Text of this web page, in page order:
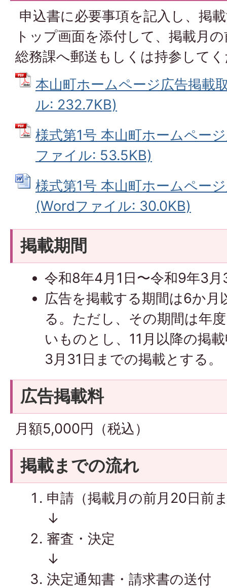
申込書に必要事項を記入し、掲
トップ画面を添付して、掲載月
総務課へ郵送もしくは持参して
本山町ホームページ広告掲載
ル: 232.7KB)
様式第1号 本山町ホームペー
ファイル: 53.5KB)
様式第1号 本山町ホームペー
(Wordファイル: 30.0KB)
掲載期間
令和8年4月1日〜令和9年3月
広告を掲載する期間は6か月
る。ただし、その期間は年
いものとし、11月以降の掲
3月31日までの掲載とする。
広告掲載料
月額5,000円（税込）
掲載までの流れ
申請（掲載月の前月20日前
↓
審査・決定
↓
決定通知書・請求書の送付